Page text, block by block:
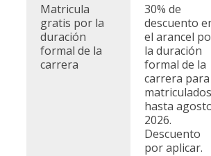
Matricula
gratis por la
duración
formal de la
carrera
30% de
descuento
el arancel
la duración
formal de la
carrera para
hasta
2026.
Descuento
por aplicar.